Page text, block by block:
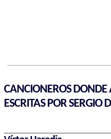
CANCIONEROS DONDE
ESCRITAS POR SERGIO